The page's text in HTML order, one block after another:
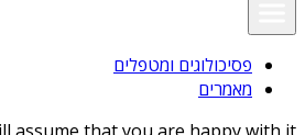
פסיכולוגים ומטפלים
מאמרים